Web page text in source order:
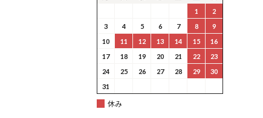
1
2
3
4 5 6 7 8
9
10
11 12 13 14 15
16
17
18 19 20 21 22
23
24
25 26 27 28 29
30
31
休み